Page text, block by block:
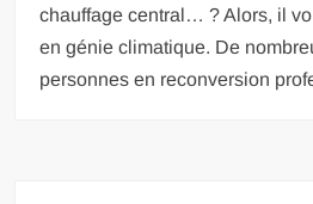
chauffage central… ? Alors, il
en génie climatique. De
personnes en reconversion